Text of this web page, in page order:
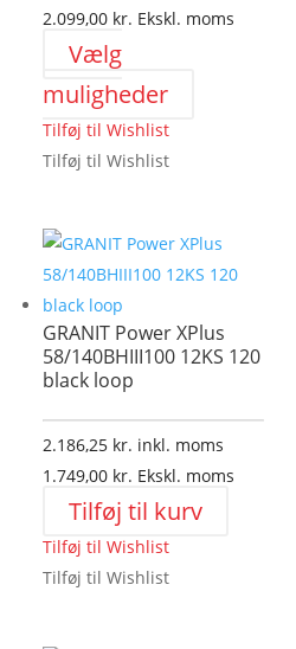
2.099,00 kr. Ekskl. moms
Vælg
muligheder
Mulighederne
kan
på
varesiden
Tilføj til Wishlist
Tilføj til Wishlist
GRANIT Power XPlus
58/140BHIII100 12KS 120
black loop
2.186,25 kr. inkl. moms
1.749,00 kr. Ekskl. moms
Tilføj til kurv
Tilføj til Wishlist
Tilføj til Wishlist